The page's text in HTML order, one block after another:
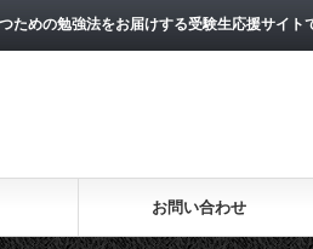
ための勉強法をお届けする受験生応援サイト
お問い合わせ